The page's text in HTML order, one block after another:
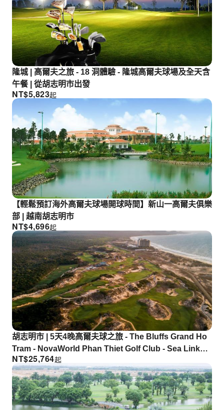
隆城 | 高爾夫之旅 - 18 洞體驗 - 隆城高爾夫球場及全天含
午餐 | 從胡志明市出發
NT$5,823起
【輕鬆預訂海外高爾夫球場開球時間】新山一高爾夫俱樂
部 | 越南胡志明市
NT$4,696起
胡志明市 | 5天4晚高爾夫球之旅 - The Bluffs Grand Ho
Tram - NovaWorld Phan Thiet Golf Club - Sea Links
Golf & Country Club | 從胡志明市出發
NT$25,764起